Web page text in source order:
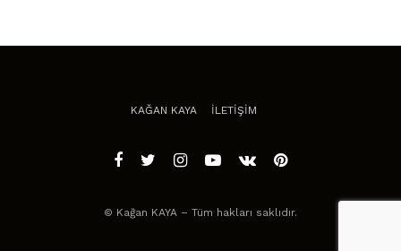
KAĞAN KAYA İLETİŞİM
© Kağan KAYA – Tüm hakları saklıdır.